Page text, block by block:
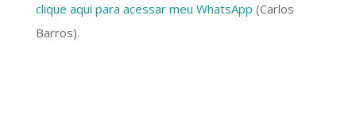
clique aqui para acessar meu WhatsApp (Carlos
Barros).